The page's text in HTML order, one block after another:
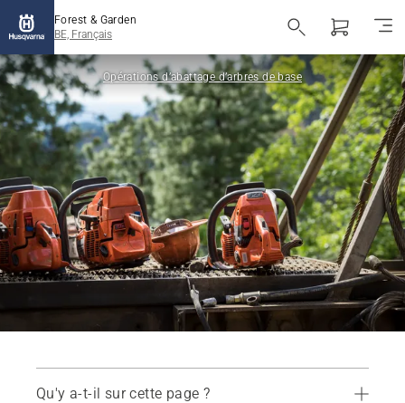
Forest & Garden
BE, Français
Opérations d’abattage d’arbres de base
Qu'y a-t-il sur cette page ?